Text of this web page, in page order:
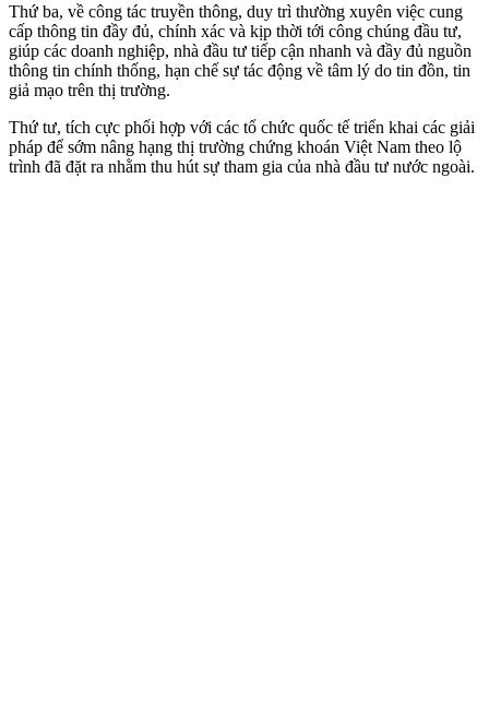
Thứ ba, về công tác truyền thông, duy trì thường xuyên việc cung
cấp thông tin đầy đủ, chính xác và kịp thời tới công chúng đầu tư,
giúp các doanh nghiệp, nhà đầu tư tiếp cận nhanh và đầy đủ nguồn
thông tin chính thống, hạn chế sự tác động về tâm lý do tin đồn, tin
giả mạo trên thị trường.
Thứ tư, tích cực phối hợp với các tổ chức quốc tế triển khai các giải
pháp để sớm nâng hạng thị trường chứng khoán Việt Nam theo lộ
trình đã đặt ra nhằm thu hút sự tham gia của nhà đầu tư nước ngoài.